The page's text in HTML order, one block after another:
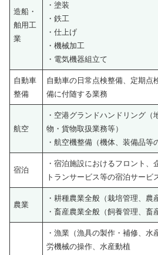
造船・
舶用工
業
・塗装
・鉄工
・仕上げ
・機械加工
・電気機器組立て
自動車
整備
自動車の日常点検整備、定期点
備に付随する業務
航空
・空港グランドハンドリング（
物・貨物取扱業務等）
・航空機整備（機体、装備品等
宿泊
・宿泊施設におけるフロント、
トランサービス等の宿泊サービ
農業
・耕種農業全般（栽培管理、農
・畜産農業全般（飼養管理、畜
・漁業（漁具の製作・補修、水
労機械の操作、水産動植